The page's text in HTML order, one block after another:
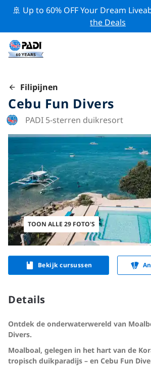
🚢 Up to 60% OFF Your Dream
the Deals
Filipijnen
Cebu Fun Divers
PADI 5-sterren duikresort
TOON ALLE 29 FOTO'S
Bekijk cursussen
Details
Ontdek de onderwaterwereld van
Divers.
Moalboal, gelegen in het hart van de
tropisch duikparadijs – en Cebu Fun